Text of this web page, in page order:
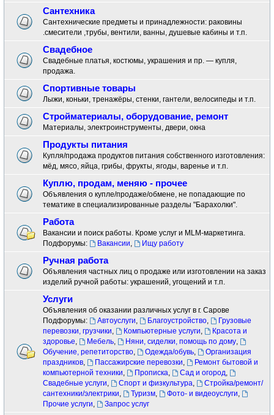
Сантехника
Сантехнические предметы и принадлежности: раковины
.смесители ,трубы, вентили, ванны, душевые кабины и т.п.
Свадебное
Свадебные платья, костюмы, украшения и пр. — купля,
продажа.
Спортивные товары
Лыжи, коньки, тренажёры, стенки, гантели, велосипеды и т.п.
Стройматериалы, оборудование, ремонт
Материалы, электроинструменты, двери, окна
Продукты питания
Купля/продажа продуктов питания собственного изготовления:
мёд, мясо, яйца, грибы, фрукты, ягоды, варенье и т.п.
Куплю, продам, меняю - прочее
Объявления о купле/продаже/обмене, не попадающие по
тематике в специализированные разделы "Барахолки".
Работа
Вакансии и поиск работы. Кроме услуг и MLM-маркетинга.
Подфорумы:
Вакансии, Ищу работу
Ручная работа
Объявления частных лиц о продаже или изготовлении на заказ
изделий ручной работы: украшений, угощений и т.п.
Услуги
Объявления об оказании различных услуг в г. Сарове
Подфорумы:
Автоуслуги, Благоустройство,
Грузовые
перевозки, грузчики, Компьютерные услуги,
Красота и
здоровье, Мебель, Няни, сиделки, помощь по дому,
Обучение, репетиторство, Одежда/обувь,
Организация
праздников, Пассажирские перевозки,
Ремонт бытовой и
компьютерной техники, Прописка, Сад и огород,
Свадебные услуги, Спорт и физкультура,
Стройка/ремонт/
сантехники/электрики, Туризм, Фото- и видеоуслуги,
Прочие услуги, Запрос услуг